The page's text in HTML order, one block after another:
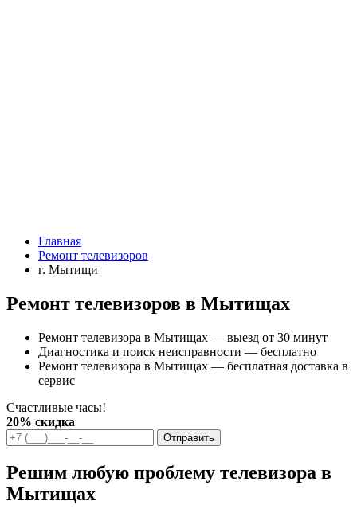
Главная
Ремонт телевизоров
г. Мытищи
Ремонт телевизоров в Мытищах
Ремонт телевизора в Мытищах — выезд от 30 минут
Диагностика и поиск неисправности — бесплатно
Ремонт телевизора в Мытищах — бесплатная доставка в
сервис
Счастливые часы!
20% скидка
Отправить
Решим любую проблему телевизора в
Мытищах